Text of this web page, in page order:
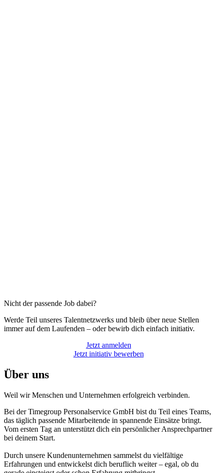
Nicht der passende Job dabei?
Werde Teil unseres Talentnetzwerks und bleib über neue Stellen
immer auf dem Laufenden – oder bewirb dich einfach initiativ.
Jetzt anmelden
Jetzt initiativ bewerben
Über uns
Weil wir Menschen und Unternehmen erfolgreich verbinden.
Bei der Timegroup Personalservice GmbH bist du Teil eines Teams,
das täglich passende Mitarbeitende in spannende Einsätze bringt.
Vom ersten Tag an unterstützt dich ein persönlicher Ansprechpartner
bei deinem Start.
Durch unsere Kundenunternehmen sammelst du vielfältige
Erfahrungen und entwickelst dich beruflich weiter – egal, ob du